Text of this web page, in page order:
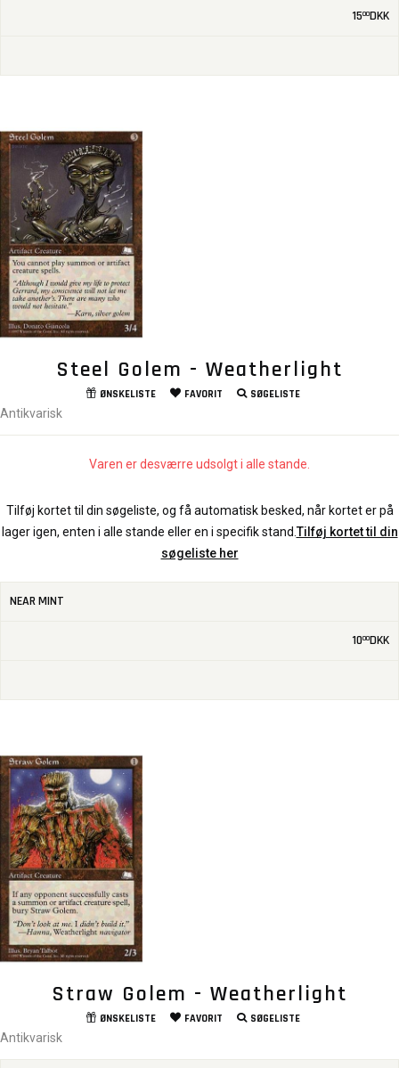
1500DKK
Steel Golem - Weatherlight
ØNSKELISTE FAVORIT SØGELISTE
Antikvarisk
Varen er desværre udsolgt i alle stande.
Tilføj kortet til din søgeliste, og få automatisk besked, når kortet er på
lager igen, enten i alle stande eller en i specifik stand. Tilføj kortet til din
søgeliste her
NEAR MINT
1000DKK
Straw Golem - Weatherlight
ØNSKELISTE FAVORIT SØGELISTE
Antikvarisk